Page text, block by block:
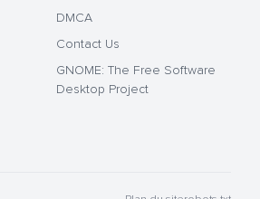
DMCA
Contact Us
GNOME: The Free Software
Desktop Project